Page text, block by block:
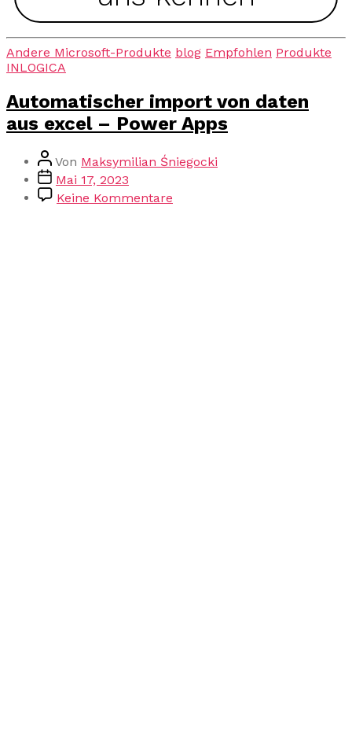
Andere Microsoft-Produkte blog Empfohlen Produkte
INLOGICA
Automatischer import von daten
aus excel – Power Apps
Von Maksymilian Śniegocki
Mai 17, 2023
Keine Kommentare